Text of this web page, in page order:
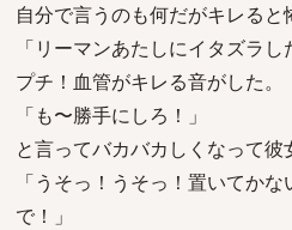
自分で言うのも何だがキレると
「リーマンあたしにイタズラし
プチ！血管がキレる音がした。
「も〜勝手にしろ！」
と言ってバカバカしくなって彼
「うそっ！うそっ！置いてか
で！」